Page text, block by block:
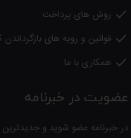
 روش های پرداخت
 قوانین و رویه های بازگرداندن
 همکاری با ما
عضویت در خبرنامه
در خبرنامه عضو شوید و جدیدترین